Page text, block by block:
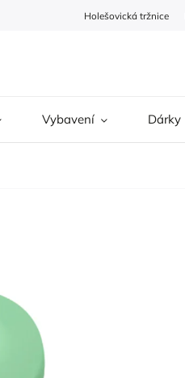
Holešovická tržnice
Vybavení Dárky